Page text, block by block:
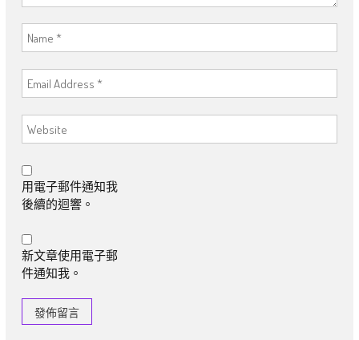
用電子郵件通知我
後續的迴響。
新文章使用電子郵
件通知我。